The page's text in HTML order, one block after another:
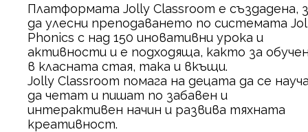
Платформата Jolly Classroom е създадена,
да улесни преподаването по системата
Phonics с над 150 иновативни урока и
активности и е подходяща, както за
в класната стая, така и вкъщи.
Jolly Classroom помага на децата да се
да четат и пишат по забавен и
интерактивен начин и развива тяхната
креативност.